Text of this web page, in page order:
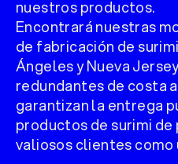
nuestros productos.
Encontrará nuestras
de fabricación de
Ángeles y Nueva
redundantes de costa a
garantizan la entrega
productos de surimi
valiosos clientes como